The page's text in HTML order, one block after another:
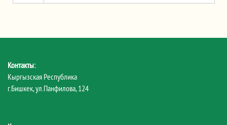
Контакты:
Кыргызская Республика
г.Бишкек, ул.Панфилова, 124